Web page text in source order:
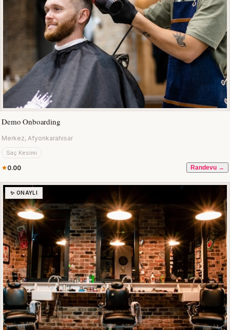
Demo Onboarding
Merkez, Afyonkarahisar
Saç Kesimi
0.00 Randevu →
✨ ONAYLI